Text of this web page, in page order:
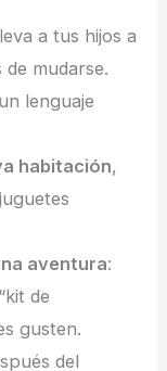
a tus hijos a
mudarse.
lenguaje
habitación,
aventura:
de
gusten.
del